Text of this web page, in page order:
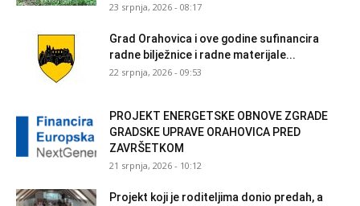
23 srpnja, 2026 - 08:17
Grad Orahovica i ove godine sufinancira
radne bilježnice i radne materijale...
22 srpnja, 2026 - 09:53
PROJEKT ENERGETSKE OBNOVE ZGRADE
GRADSKE UPRAVE ORAHOVICA PRED
ZAVRŠETKOM
21 srpnja, 2026 - 10:12
Projekt koji je roditeljima donio predah, a